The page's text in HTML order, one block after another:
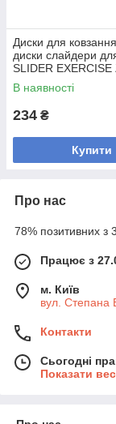
Диски для
диски слайдери
SLIDER
3592 (MD1475)
В наявності
234 ₴
Купити
Про нас
78% позитивних з
Працює з
м. Київ
вул. Степана
Контакти
Сьогодні
Показати